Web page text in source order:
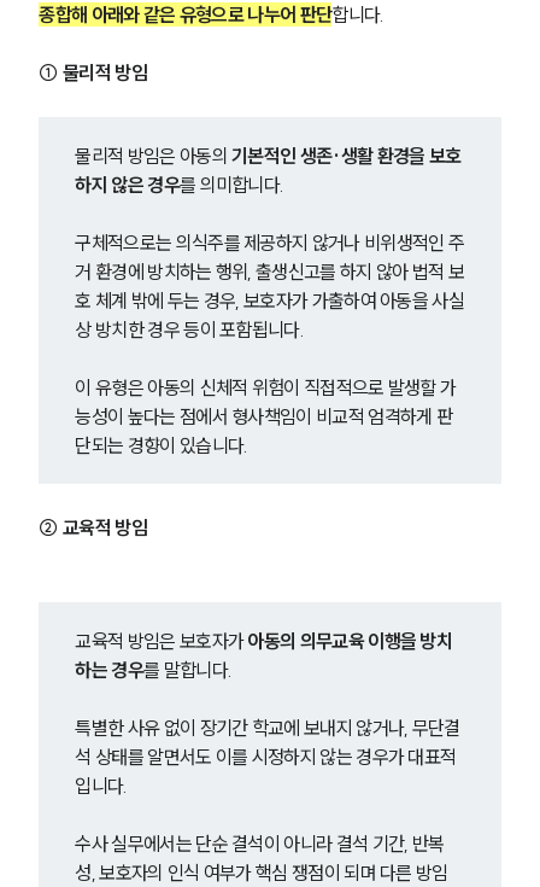
종합해 아래와 같은 유형으로 나누어 판단합니다.
① 물리적 방임
물리적 방임은 아동의 기본적인 생존·생활 환경을 보호
하지 않은 경우를 의미합니다.
구체적으로는 의식주를 제공하지 않거나 비위생적인 주
거 환경에 방치하는 행위, 출생신고를 하지 않아 법적 보
호 체계 밖에 두는 경우, 보호자가 가출하여 아동을 사실
상 방치한 경우 등이 포함됩니다.
이 유형은 아동의 신체적 위험이 직접적으로 발생할 가
능성이 높다는 점에서 형사책임이 비교적 엄격하게 판
단되는 경향이 있습니다.
② 교육적 방임
교육적 방임은 보호자가 아동의 의무교육 이행을 방치
하는 경우를 말합니다.
특별한 사유 없이 장기간 학교에 보내지 않거나, 무단결
석 상태를 알면서도 이를 시정하지 않는 경우가 대표적
입니다.
수사 실무에서는 단순 결석이 아니라 결석 기간, 반복
성, 보호자의 인식 여부가 핵심 쟁점이 되며 다른 방임